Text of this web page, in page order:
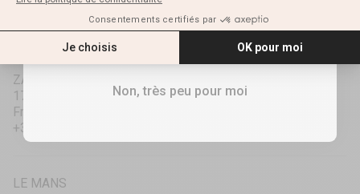
LA ROCHELLE
Récupération actuellement indisponible
ZAC des Ormeaux
17690 Angoulins
France
+33586107040
LE MANS
RECEVOIR MES 10%
Non, très peu pour moi